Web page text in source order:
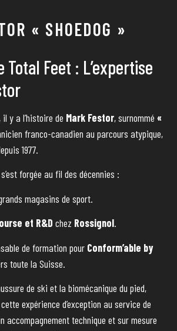
« SHOEDOG »
Total Feet : L’expertise
, il y a l’histoire de Mark Festor, surnommé «
franco-canadien au parcours atypique,
1977.
forgée au fil des décennies :
magasins de sport.
et R&D chez Rossignol.
de formation pour Conform’able by
toute la Suisse.
de ski et la biomécanique du pied,
expérience d’exception au service de
accompagnement technique et sur mesure